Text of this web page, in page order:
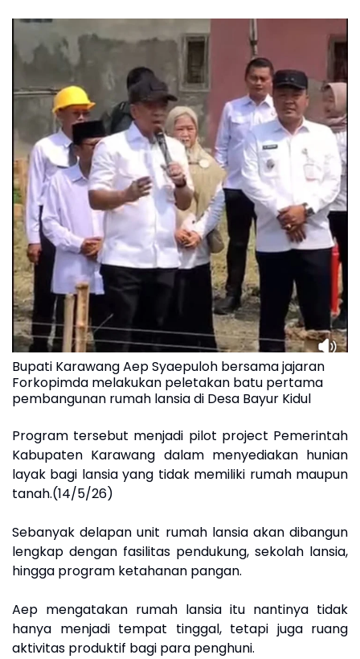
Bupati Karawang Aep Syaepuloh bersama jajaran
Forkopimda melakukan peletakan batu pertama
pembangunan rumah lansia di Desa Bayur Kidul
Program tersebut menjadi pilot project Pemerintah
Kabupaten Karawang dalam menyediakan hunian
layak bagi lansia yang tidak memiliki rumah maupun
tanah.(14/5/26)
Sebanyak delapan unit rumah lansia akan dibangun
lengkap dengan fasilitas pendukung, sekolah lansia,
hingga program ketahanan pangan.
Aep mengatakan rumah lansia itu nantinya tidak
hanya menjadi tempat tinggal, tetapi juga ruang
aktivitas produktif bagi para penghuni.